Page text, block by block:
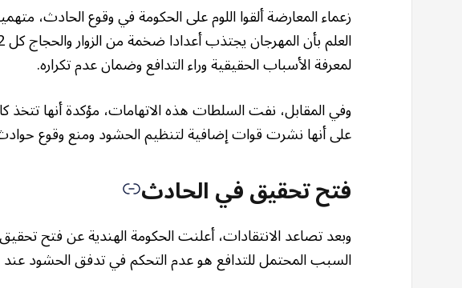
زعماء المعارضة ألقوا اللوم على الحكومة في وقوع الحادث،
لمعرفة الأسباب الحقيقية وراء التدافع وضمان عدم تكراره.
وفي المقابل، نفت السلطات هذه الاتهامات، مؤكدة أنها تتخذ
على أنها نشرت قوات إضافية لتنظيم الحشود ومنع وقوع
فتح تحقيق في الحادث
وبعد تصاعد الانتقادات، أعلنت الحكومة الهندية عن فتح
السبب المحتمل للتدافع هو عدم التحكم في تدفق الحشود عند